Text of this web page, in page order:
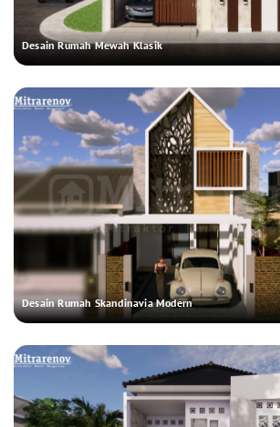
Desain Rumah Mewah Klasik
Desain Rumah Skandinavia Modern